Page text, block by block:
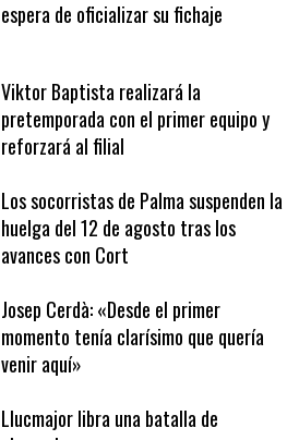
espera de oficializar su fichaje
Viktor Baptista realizará la
pretemporada con el primer equipo y
reforzará al filial
Los socorristas de Palma suspenden la
huelga del 12 de agosto tras los
avances con Cort
Josep Cerdà: «Desde el primer
momento tenía clarísimo que quería
venir aquí»
Llucmajor libra una batalla de